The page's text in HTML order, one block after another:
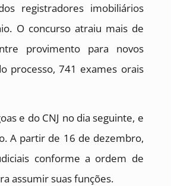
registradores imobiliários
O concurso atraiu mais de
provimento para novos
processo, 741 exames orais
e do CNJ no dia seguinte, e
A partir de 16 de dezembro,
conforme a ordem de
assumir suas funções.